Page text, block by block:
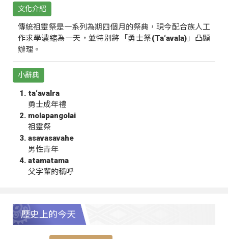
文化介紹
傳統祖靈祭是一系列為期四個月的祭典，現今配合族人工
作求學濃縮為一天，並特別將「勇士祭(Ta‘avala)」凸顯
辦理。
小辭典
ta‘avalra
勇士成年禮
molapangolai
祖靈祭
asavasavahe
男性青年
atamatama
父字輩的稱呼
歷史上的今天